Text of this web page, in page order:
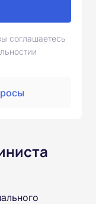
соглашаетесь